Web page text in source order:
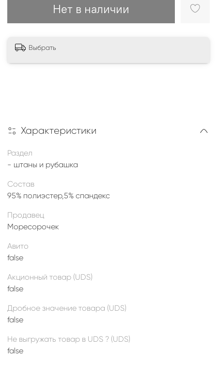
Нет в наличии
Выбрать
Характеристики
Раздел
- штаны и рубашка
Состав
95% полиэстер,5% спандекс
Продавец
Моресорочек
Авито
false
Акционный товар (UDS)
false
Дробное значение товара (UDS)
false
Не выгружать товар в UDS ? (UDS)
false